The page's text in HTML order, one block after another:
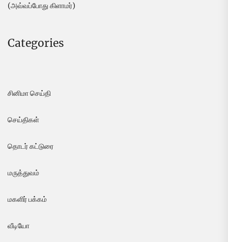
(அவ்வப்போது கிளாமர்)
Categories
சினிமா செய்தி
செய்திகள்
தொடர் கட்டுரை
மருத்துவம்
மகளிர் பக்கம்
வீடியோ